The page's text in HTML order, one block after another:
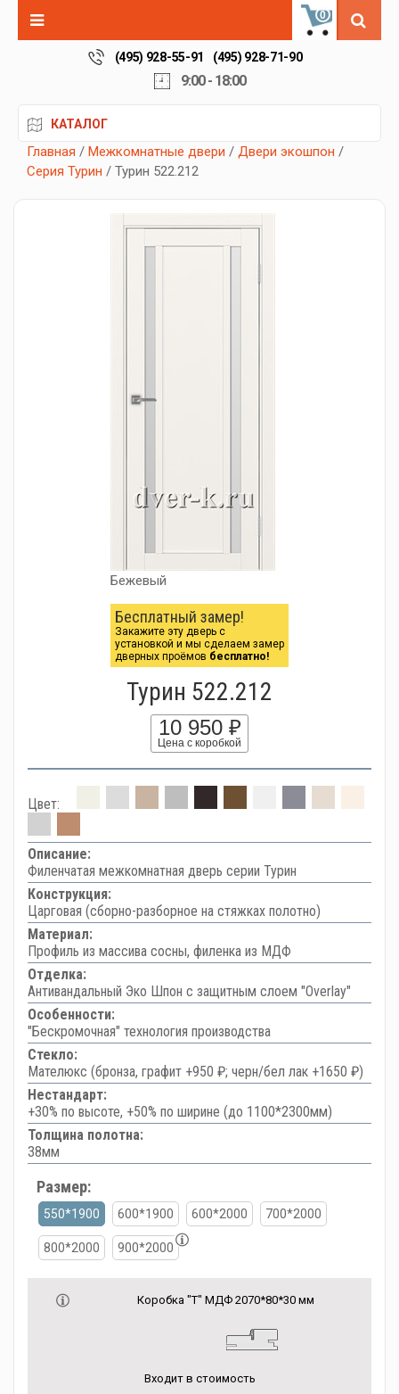
0
(495) 928-55-91 (495) 928-71-90
9:00 - 18:00
КАТАЛОГ
Главная / Межкомнатные двери / Двери экошпон /
Серия Турин / Турин 522.212
Бежевый
Бесплатный замер!
Закажите эту дверь с
установкой и мы сделаем замер
дверных проёмов бесплатно!
Турин 522.212
10 950 ₽
Цена с коробкой
Цвет:
Описание:
Филенчатая межкомнатная дверь серии Турин
Конструкция:
Царговая (сборно-разборное на стяжках полотно)
Материал:
Профиль из массива сосны, филенка из МДФ
Отделка:
Антивандальный Эко Шпон с защитным слоем "Overlay"
Особенности:
"Бескромочная" технология производства
Стекло:
Мателюкс (бронза, графит +950 ₽; черн/бел лак +1650 ₽)
Нестандарт:
+30% по высоте, +50% по ширине (до 1100*2300мм)
Толщина полотна:
38мм
Размер:
550*1900 600*1900 600*2000 700*2000
800*2000 900*2000
Коробка "Т" МДФ 2070*80*30 мм
Входит в стоимость